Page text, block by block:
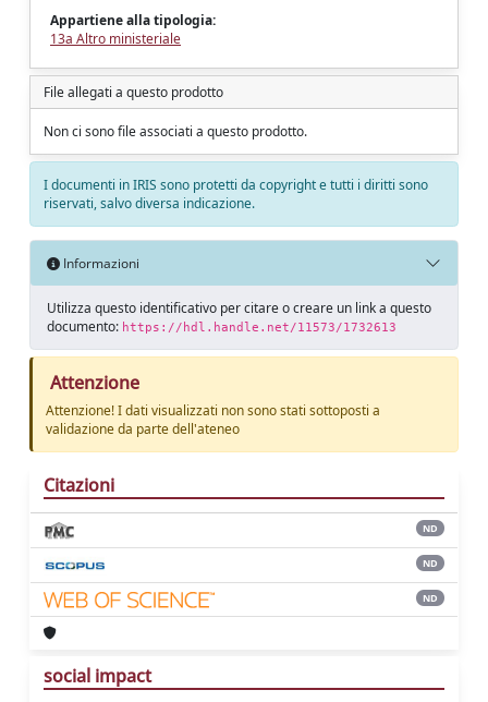
Appartiene alla tipologia:
13a Altro ministeriale
File allegati a questo prodotto
Non ci sono file associati a questo prodotto.
I documenti in IRIS sono protetti da copyright e tutti i diritti sono
riservati, salvo diversa indicazione.
Informazioni
Utilizza questo identificativo per citare o creare un link a questo
documento: https://hdl.handle.net/11573/1732613
Attenzione
Attenzione! I dati visualizzati non sono stati sottoposti a
validazione da parte dell'ateneo
Citazioni
ND
ND
ND
social impact